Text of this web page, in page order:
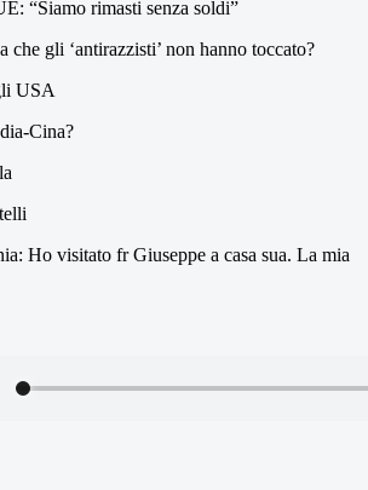
“Siamo rimasti senza soldi”
che gli ‘antirazzisti’ non hanno toccato?
USA
Cina?
Ho visitato fr Giuseppe a casa sua. La mia